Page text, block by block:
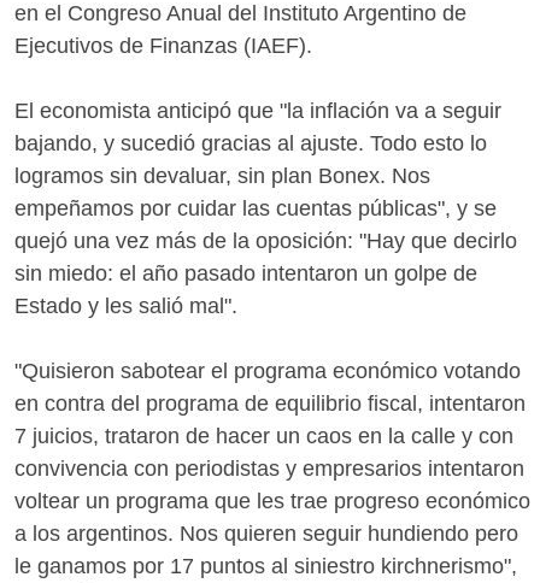
en el Congreso Anual del Instituto Argentino de
Ejecutivos de Finanzas (IAEF).
El economista anticipó que "la inflación va a seguir
bajando, y sucedió gracias al ajuste. Todo esto lo
logramos sin devaluar, sin plan Bonex. Nos
empeñamos por cuidar las cuentas públicas", y se
quejó una vez más de la oposición: "Hay que decirlo
sin miedo: el año pasado intentaron un golpe de
Estado y les salió mal".
"Quisieron sabotear el programa económico votando
en contra del programa de equilibrio fiscal, intentaron
7 juicios, trataron de hacer un caos en la calle y con
convivencia con periodistas y empresarios intentaron
voltear un programa que les trae progreso económico
a los argentinos. Nos quieren seguir hundiendo pero
le ganamos por 17 puntos al siniestro kirchnerismo",